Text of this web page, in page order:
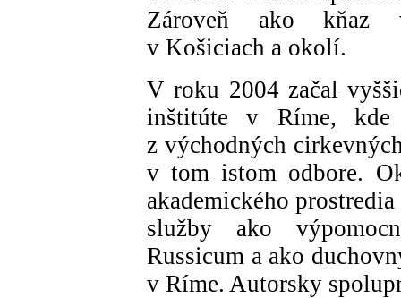
Zároveň ako kňaz
v Košiciach a okolí.
V roku 2004 začal
inštitúte v Ríme,
z východných
v tom istom odbore.
akademického
služby ako
Russicum a ako
v Ríme. Autorsky